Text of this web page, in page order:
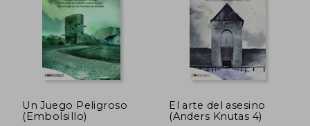
Un Juego Peligroso
(Embolsillo)
El arte del asesino
(Anders Knutas 4)